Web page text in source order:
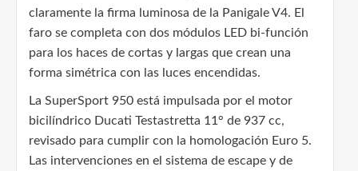
claramente la firma luminosa de la Panigale V4. El
faro se completa con dos módulos LED bi-función
para los haces de cortas y largas que crean una
forma simétrica con las luces encendidas.
La SuperSport 950 está impulsada por el motor
bicilíndrico Ducati Testastretta 11° de 937 cc,
revisado para cumplir con la homologación Euro 5.
Las intervenciones en el sistema de escape y de